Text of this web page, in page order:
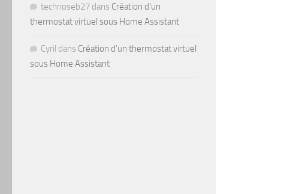
technoseb27 dans Création d’un
thermostat virtuel sous Home Assistant
Cyril dans Création d’un thermostat virtuel
sous Home Assistant